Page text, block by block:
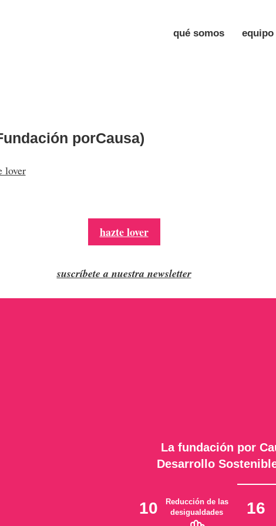
qué somos equipo
porCausa)
lover
hazte lover
suscríbete a nuestra newsletter
La fundación por
Desarrollo
10
Reducción de las
desigualdades
16